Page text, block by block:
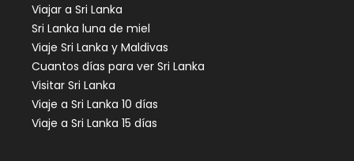
Viajar a Sri Lanka
Sri Lanka luna de miel
Viaje Sri Lanka y Maldivas
Cuantos días para ver Sri Lanka
Visitar Sri Lanka
Viaje a Sri Lanka 10 días
Viaje a Sri Lanka 15 días